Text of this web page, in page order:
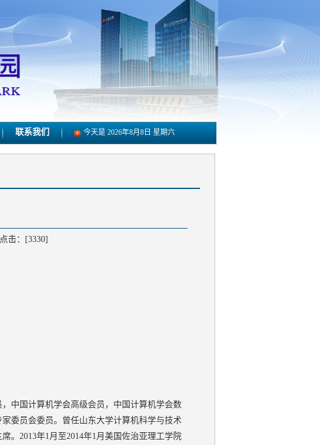
联系我们 今天是 2026年8月8日 星期六
击：[3330]
中国计算机学会高级会员，中国计算机学会数
委员会委员。曾任山东大学计算机科学与技术
。2013年1月至2014年1月美国佐治亚理工学院